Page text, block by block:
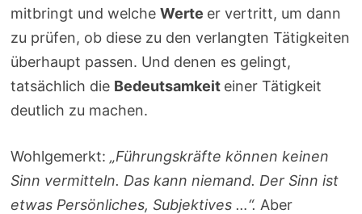
mitbringt und welcheWerte er vertritt, um dann
zu prüfen, ob diese zu den verlangten Tätigkeiten
überhaupt passen. Und denen es gelingt,
tatsächlich die Bedeutsamkeit einer Tätigkeit
deutlich zu machen.
Wohlgemerkt:„Führungskräfte können keinen
Sinn vermitteln. Das kann niemand. Der Sinn ist
etwas Persönliches, Subjektives …“. Aber